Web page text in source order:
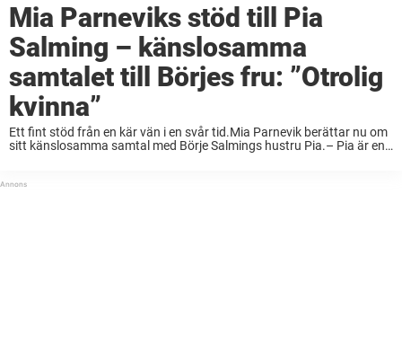
Mia Parneviks stöd till Pia
Salming – känslosamma
samtalet till Börjes fru: ”Otrolig
kvinna”
Ett fint stöd från en kär vän i en svår tid.Mia Parnevik berättar nu om
sitt känslosamma samtal med Börje Salmings hustru Pia.– Pia är en